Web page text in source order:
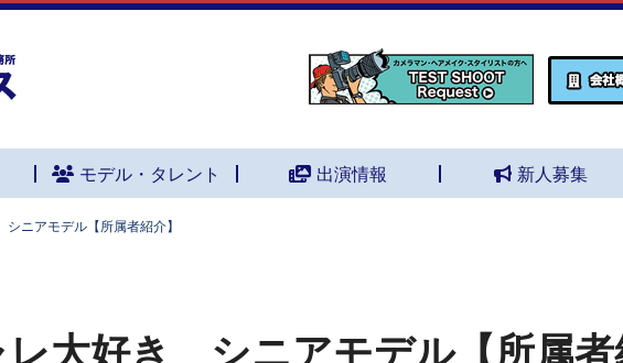
モデル・タレント 出演情報 新人募集
ニアモデル【所属者紹介】
大好き シニアモデル【所属者